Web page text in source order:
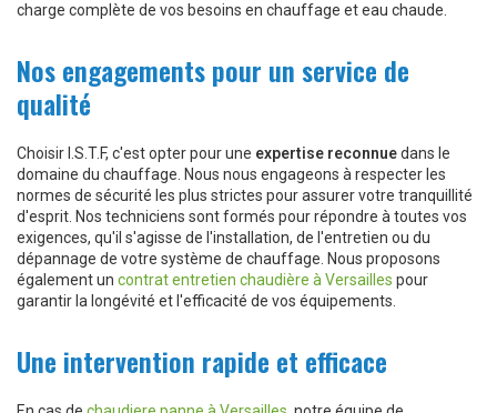
charge complète de vos besoins en chauffage et eau chaude.
Nos engagements pour un service de
qualité
Choisir I.S.T.F, c'est opter pour une expertise reconnuedans le
domaine du chauffage. Nous nous engageons à respecter les
normes de sécurité les plus strictes pour assurer votre tranquillité
d'esprit. Nos techniciens sont formés pour répondre à toutes vos
exigences, qu'il s'agisse de l'installation, de l'entretien ou du
dépannage de votre système de chauffage. Nous proposons
également un contrat entretien chaudière à Versailles pour
garantir la longévité et l'efficacité de vos équipements.
Une intervention rapide et efficace